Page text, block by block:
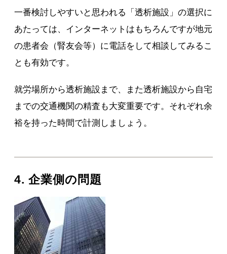
一番検討しやすいと思われる「透析施設」の選択に
あたっては、インターネットはもちろんですが地元
の患者会（腎友会等）に電話をして相談してみるこ
とも有効です。
就労場所から透析施設まで、また透析施設から自宅
までの交通機関の精査も大変重要です。それぞれ余
裕を持った時間で計測しましょう。
4. 企業側の問題